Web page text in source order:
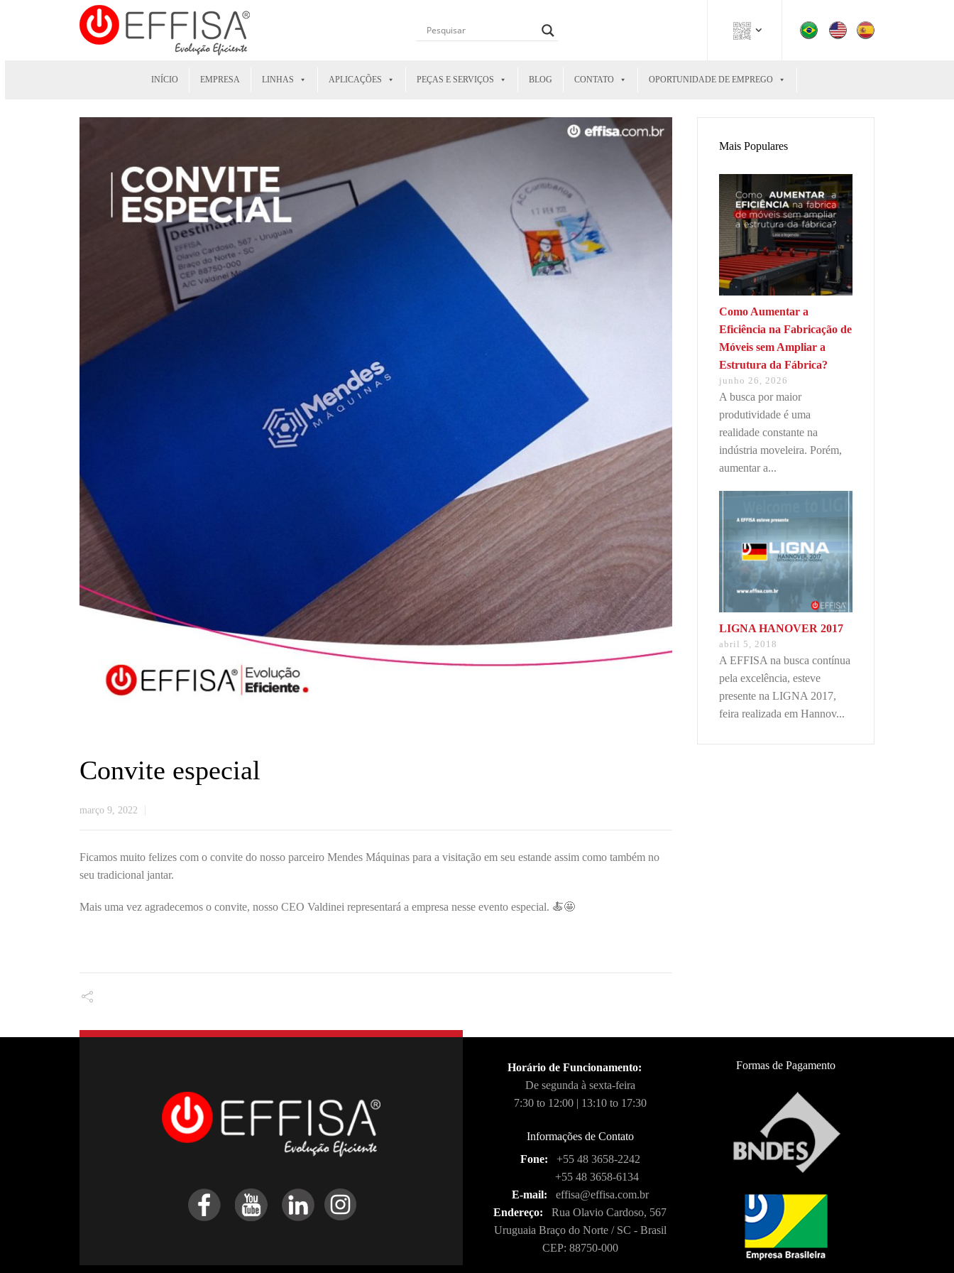
INÍCIO EMPRESA LINHAS APLICAÇÕES PEÇAS E SERVIÇOS BLOG CONTATO OPORTUNIDADE DE EMPREGO
Convite especial
março 9, 2022
Ficamos muito felizes com o convite do nosso parceiro Mendes Máquinas para a visitação em seu estande assim como também no
seu tradicional jantar.
Mais uma vez agradecemos o convite, nosso CEO Valdinei representará a empresa nesse evento especial. 🍝🤩
Mais Populares
Como Aumentar a
Eficiência na Fabricação de
Móveis sem Ampliar a
Estrutura da Fábrica?
junho 26, 2026
A busca por maior
produtividade é uma
realidade constante na
indústria moveleira. Porém,
aumentar a...
LIGNA HANOVER 2017
abril 5, 2018
A EFFISA na busca contínua
pela excelência, esteve
presente na LIGNA 2017,
feira realizada em Hannov...
Horário de Funcionamento:
De segunda à sexta-feira
7:30 to 12:00 | 13:10 to 17:30
Informações de Contato
Fone:
+55 48 3658-2242
+55 48 3658-6134
E-mail:
effisa@effisa.com.br
Endereço:
Rua Olavio Cardoso, 567
Uruguaia Braço do Norte / SC - Brasil
CEP: 88750-000
Formas de Pagamento